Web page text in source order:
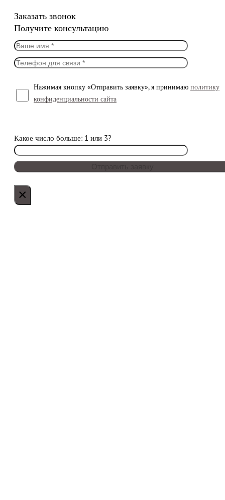
Заказать звонок
Получите консультацию
Нажимая кнопку «Отправить заявку», я принимаю политику
конфиденциальности сайта
Какое число больше: 1 или 3?
×